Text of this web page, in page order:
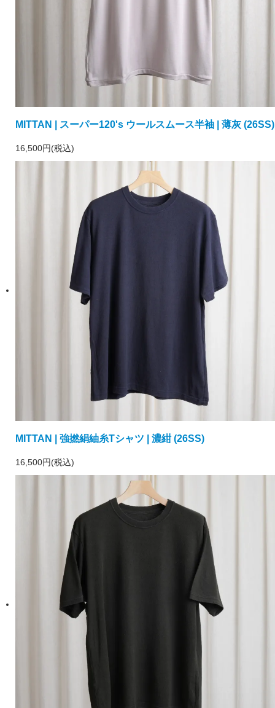
MITTAN | スーパー120's ウールスムース半袖 | 薄灰 (26SS)
16,500円(税込)
MITTAN | 強撚絹紬糸Tシャツ | 濃紺 (26SS)
16,500円(税込)